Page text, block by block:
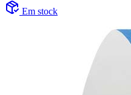
Em stock